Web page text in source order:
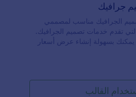
جرافيك
الجرافيك مناسب لمصممي
تقدم خدمات تصميم الجرافيك.
يمكنك بسهولة إنشاء عرض أسعار
نموذج الطلب أو استمارة الطلب
في أي وقت أو الاحتفاظ بها لأغراض
عرض أسعار تصميم الجرافيك بما
القالب